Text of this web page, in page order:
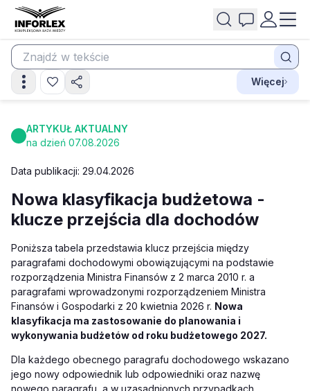
Więcej
ARTYKUŁ AKTUALNY
na dzień 07.08.2026
Data publikacji: 29.04.2026
Nowa klasyfikacja budżetowa -
klucze przejścia dla dochodów
Poniższa tabela przedstawia klucz przejścia między
paragrafami dochodowymi obowiązującymi na podstawie
rozporządzenia Ministra Finansów z 2 marca 2010 r. a
paragrafami wprowadzonymi rozporządzeniem Ministra
Finansów i Gospodarki z 20 kwietnia 2026 r. Nowa
klasyfikacja ma zastosowanie do planowania i
wykonywania budżetów od roku budżetowego 2027.
Dla każdego obecnego paragrafu dochodowego wskazano
jego nowy odpowiednik lub odpowiedniki oraz nazwę